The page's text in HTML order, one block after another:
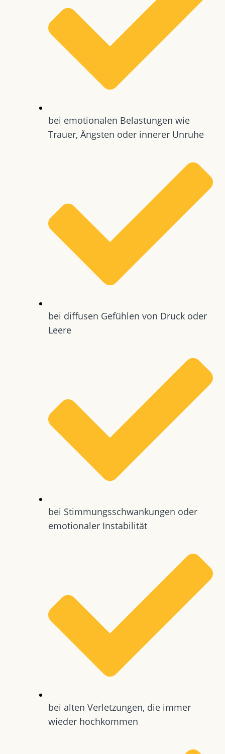
bei emotionalen Belastungen wie
Trauer, Ängsten oder innerer Unruhe
bei diffusen Gefühlen von Druck oder
Leere
bei Stimmungsschwankungen oder
emotionaler Instabilität
bei alten Verletzungen, die immer
wieder hochkommen